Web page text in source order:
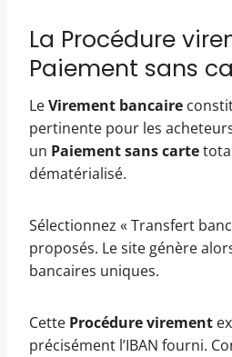
La Procédure
Paiement sans
LeVirement bancaire
pertinente pour les
un Paiement sans carte
dématérialisé.
Sélectionnez « Transfert
proposés. Le site génère
bancaires uniques.
Cette Procédure virement
précisément l’IBAN fourni.